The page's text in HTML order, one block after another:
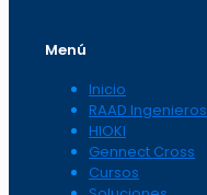
Menú
Inicio
RAAD Ingenieros
HIOKI
Gennect Cross
Cursos